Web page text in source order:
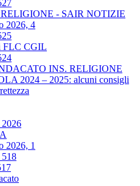
- SAIR NOTIZIE
2026, 4
FLC CGIL
INS. RELIGIONE
2024 – 2025: alcuni consigli
2026, 1